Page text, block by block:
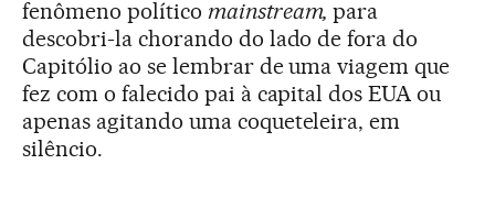
fenômeno político mainstream,para
descobri-la chorando do lado de fora do
Capitólio ao se lembrar de uma viagem que
fez com o falecido pai à capital dos EUA ou
apenas agitando uma coqueteleira, em
silêncio.